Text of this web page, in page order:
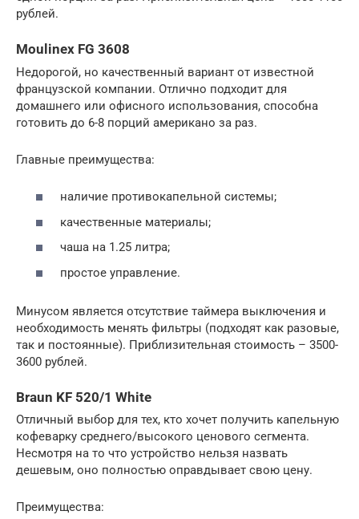
рублей.
Moulinex FG 3608
Недорогой, но качественный вариант от известной
французской компании. Отлично подходит для
домашнего или офисного использования, способна
готовить до 6-8 порций американо за раз.
Главные преимущества:
наличие противокапельной системы;
качественные материалы;
чаша на 1.25 литра;
простое управление.
Минусом является отсутствие таймера выключения и
необходимость менять фильтры (подходят как разовые,
так и постоянные). Приблизительная стоимость – 3500-
3600 рублей.
Braun KF 520/1 White
Отличный выбор для тех, кто хочет получить капельную
кофеварку среднего/высокого ценового сегмента.
Несмотря на то что устройство нельзя назвать
дешевым, оно полностью оправдывает свою цену.
Преимущества: